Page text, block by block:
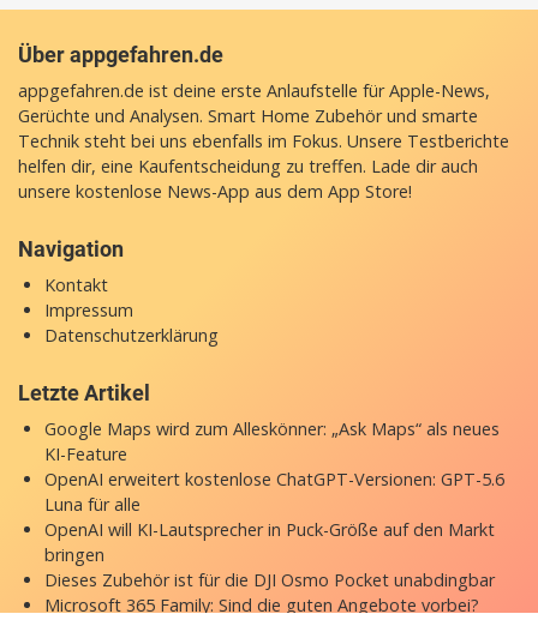
Über appgefahren.de
appgefahren.de ist deine erste Anlaufstelle für Apple-News,
Gerüchte und Analysen. Smart Home Zubehör und smarte
Technik steht bei uns ebenfalls im Fokus. Unsere Testberichte
helfen dir, eine Kaufentscheidung zu treffen. Lade dir auch
unsere kostenlose News-App aus dem App Store!
Navigation
Kontakt
Impressum
Datenschutzerklärung
Letzte Artikel
Google Maps wird zum Alleskönner: „Ask Maps“ als neues
KI-Feature
OpenAI erweitert kostenlose ChatGPT-Versionen: GPT-5.6
Luna für alle
OpenAI will KI-Lautsprecher in Puck-Größe auf den Markt
bringen
Dieses Zubehör ist für die DJI Osmo Pocket unabdingbar
Microsoft 365 Family: Sind die guten Angebote vorbei?